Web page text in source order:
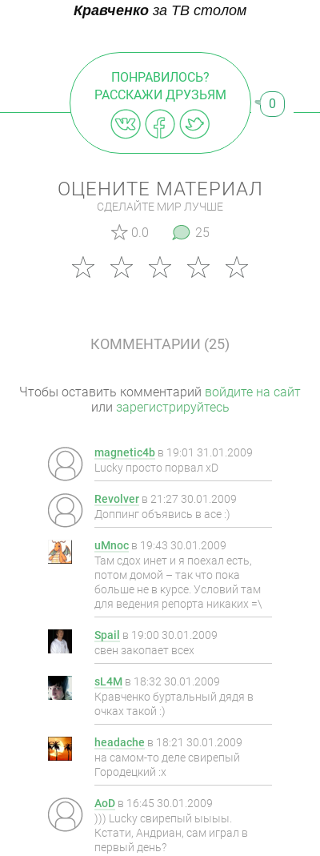
Кравченко за ТВ столом
ПОНРАВИЛОСЬ?
РАССКАЖИ ДРУЗЬЯМ
0
ОЦЕНИТЕ МАТЕРИАЛ
СДЕЛАЙТЕ МИР ЛУЧШЕ
0.0 25
КОММЕНТАРИИ (25)
Чтобы оставить комментарий войдите на сайт
или зарегистрируйтесь
magnetic4b в 19:01 31.01.2009
Lucky просто порвал xD
Revolver в 21:27 30.01.2009
Доппинг объявись в асе :)
uMnoc в 19:43 30.01.2009
Там сдох инет и я поехал есть,
потом домой – так что пока
больше не в курсе. Условий там
для ведения репорта никаких =\
Spail в 19:00 30.01.2009
свен закопает всех
sL4M в 18:32 30.01.2009
Кравченко буртальный дядя в
очках такой :)
headache в 18:21 30.01.2009
на самом-то деле свирепый
Городецкий :x
AoD в 16:45 30.01.2009
))) Lucky свирепый ыыыы.
Кстати, Андриан, сам играл в
первый день?